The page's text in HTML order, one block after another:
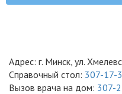
Адрес: г. Минск, ул.
Справочный стол: 307-17-
Вызов врача на дом: 307-